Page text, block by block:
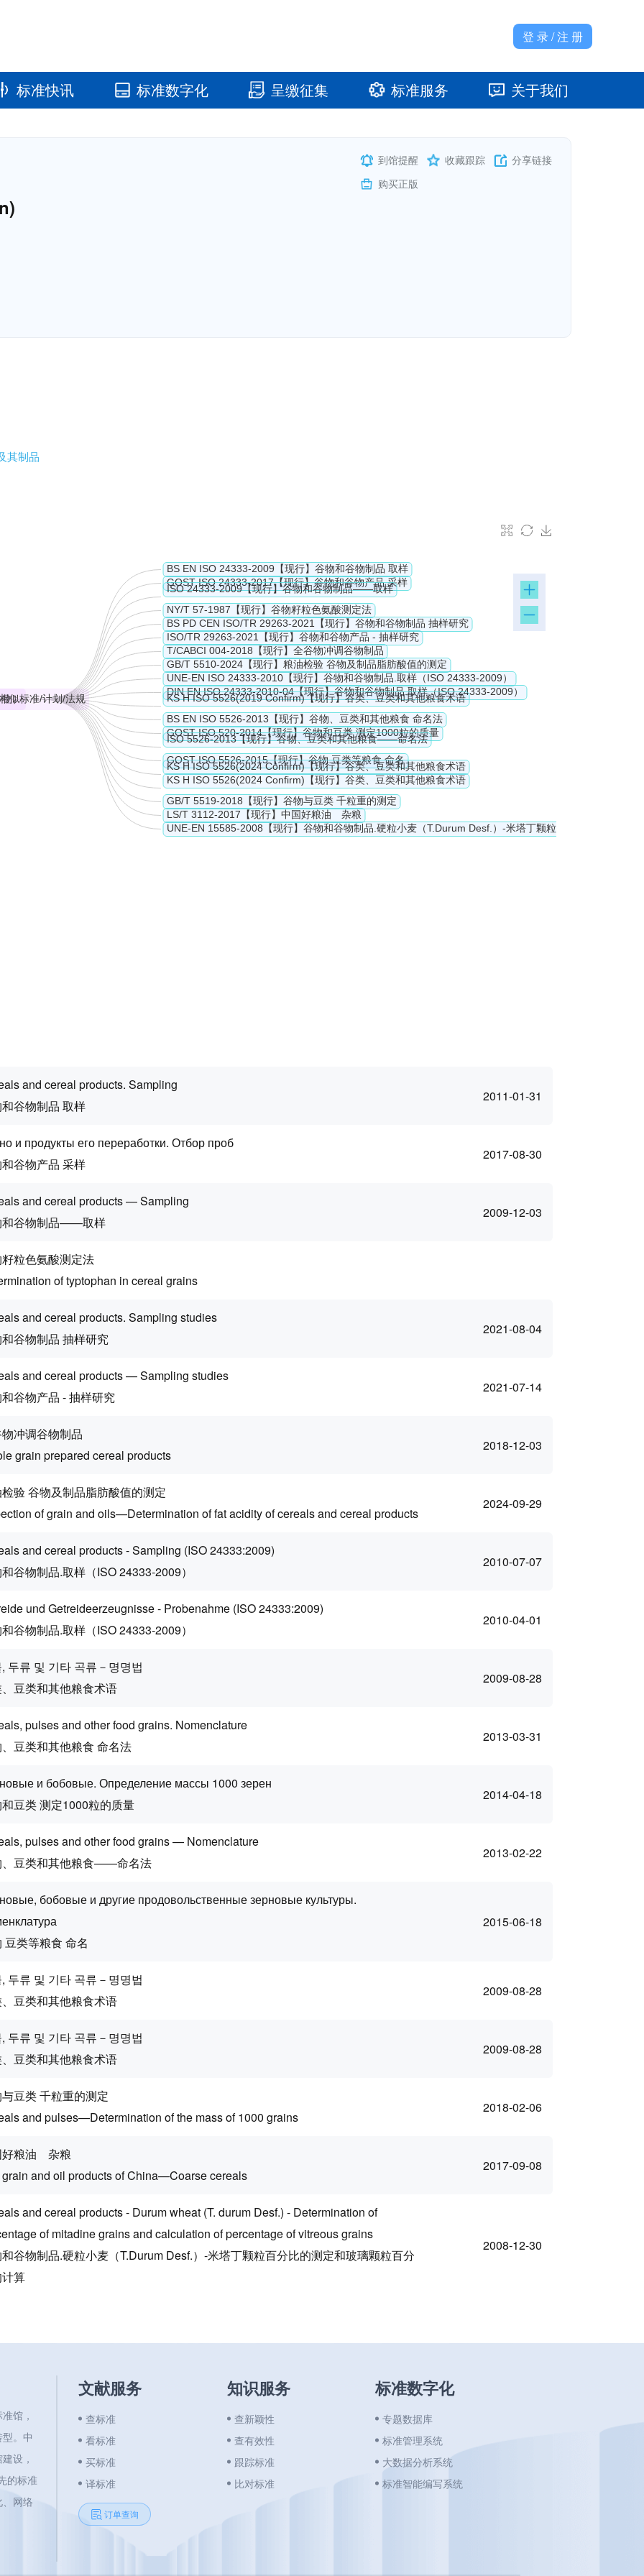
登 录 / 注 册
标准快讯 标准数字化 呈缴征集 标准服务 关于我们
到馆提醒 收藏跟踪
分享链接
购买正版
其制品
and cereal products. Sampling
谷物制品 取样
2011-01-31
и продукты его переработки. Отбор проб
谷物产品 采样
2017-08-30
and cereal products — Sampling
和谷物制品——取样
2009-12-03
粒色氨酸测定法
of typtophan in cereal grains
and cereal products. Sampling studies
谷物制品 抽样研究
2021-08-04
and cereal products — Sampling studies
谷物产品 - 抽样研究
2021-07-14
冲调谷物制品
grain prepared cereal products
2018-12-03
验 谷物及制品脂肪酸值的测定
of grain and oils—Determination of fat acidity of cereals and cereal products
2024-09-29
and cereal products - Sampling (ISO 24333:2009)
谷物制品.取样（ISO 24333-2009）
2010-07-07
und Getreideerzeugnisse - Probenahme (ISO 24333:2009)
谷物制品.取样（ISO 24333-2009）
2010-04-01
두류 및 기타 곡류－명명법
豆类和其他粮食术语
2009-08-28
pulses and other food grains. Nomenclature
豆类和其他粮食 命名法
2013-03-31
и бобовые. Определение массы 1000 зерен
豆类 测定1000粒的质量
2014-04-18
pulses and other food grains — Nomenclature
、豆类和其他粮食——命名法
2013-02-22
бобовые и другие продовольственные зерновые культуры.
豆类等粮食 命名
2015-06-18
두류 및 기타 곡류－명명법
豆类和其他粮食术语
2009-08-28
두류 및 기타 곡류－명명법
豆类和其他粮食术语
2009-08-28
豆类 千粒重的测定
and pulses—Determination of the mass of 1000 grains
2018-02-06
好粮油 杂粮
and oil products of China—Coarse cereals
2017-09-08
and cereal products - Durum wheat (T. durum Desf.) - Determination of
of mitadine grains and calculation of percentage of vitreous grains
谷物制品.硬粒小麦（T.Durum Desf.）-米塔丁颗粒百分比的测定和玻璃颗粒百分
算
2008-12-30
馆，
。中
设，
的标准
网络
文献服务
查标准
看标准
买标准
译标准
订单查询
知识服务
查新颖性
查有效性
跟踪标准
比对标准
标准数字化
专题数据库
标准管理系统
大数据分析系统
标准智能编写系统